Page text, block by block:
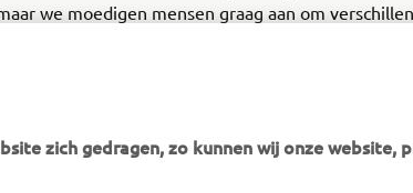
we moedigen mensen graag aan om
zich gedragen, zo kunnen wij onze website,